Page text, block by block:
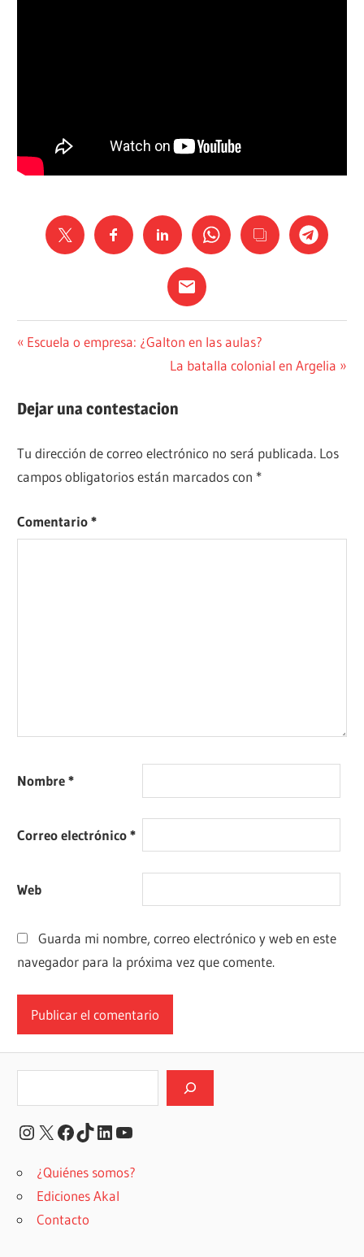
HISTORIA
Navegación
entradas
Entrada
Escuela o empresa: ¿Galton en las aulas?
Siguiente
La batalla colonial en Argelia
Dejar una contestacion
Tu dirección de correo electrónico no será publicada. Los
campos obligatorios están marcados con *
Comentario*
Nombre*
Correo electrónico*
Web
Guarda mi nombre, correo electrónico y web en este
navegador para la próxima vez que comente.
Instagram
X Facebook
TikTok
LinkedIn
YouTube
¿Quiénes somos?
Ediciones Akal
Contacto